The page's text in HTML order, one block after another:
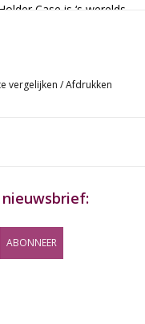
Case is ‘s werelds
omtrek kunnen
mengsel uit het
rollen.
oplossen met een
vergelijken /Afdrukken
ABONNEER